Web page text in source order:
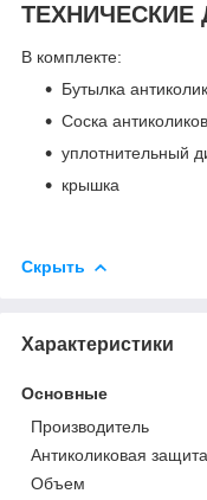
В комплекте:
Бутылка
Соска
уплотнительный
крышка
Скрыть
Характеристики
Основные
Производитель
Антиколиковая защита
Объем